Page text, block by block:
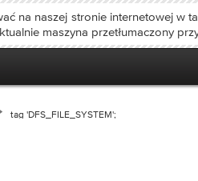
na naszej stronie internetowej w
maszyna przetłumaczony
tag 'DFS_FILE_SYSTEM';